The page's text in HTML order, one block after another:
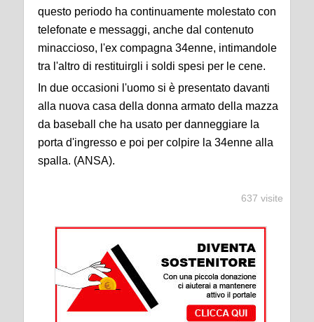
questo periodo ha continuamente molestato con
telefonate e messaggi, anche dal contenuto
minaccioso, l'ex compagna 34enne, intimandole
tra l'altro di restituirgli i soldi spesi per le cene.
In due occasioni l'uomo si è presentato davanti
alla nuova casa della donna armato della mazza
da baseball che ha usato per danneggiare la
porta d'ingresso e poi per colpire la 34enne alla
spalla. (ANSA).
637 visite